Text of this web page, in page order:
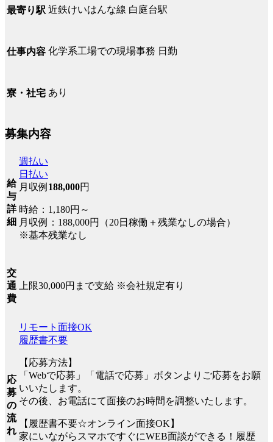
最寄り駅 近鉄けいはんな線 白庭台駅
仕事内容 化学系工場での現場事務 日勤
寮・社宅 あり
募集内容
給
与
詳
細
週払い
日払い
月収例 188,000円
時給：1,180円～
月収例：188,000円（20日稼働＋残業なしの場合）
※基本残業なし
交
通
費
上限30,000円まで支給 ※会社規定有り
応
募
の
流
れ
リモート面接OK
履歴書不要
【応募方法】
「Webで応募」「電話で応募」ボタンよりご応募をお願
いいたします。
その後、お電話にて面接のお時間を調整いたします。
【履歴書不要☆オンライン面接OK】
家にいながらスマホですぐにWEB面談ができる！履歴